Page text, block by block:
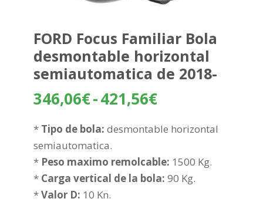
FORD Focus Familiar Bola
desmontable horizontal
semiautomatica de 2018-
346,06€-421,56€Rango
precios:
346,06€
hasta
* Tipo de bola: desmontable horizontal
semiautomatica.
* Peso maximo remolcable: 1500 Kg.
* Carga vertical de la bola: 90 Kg.
*Valor D: 10 Kn.